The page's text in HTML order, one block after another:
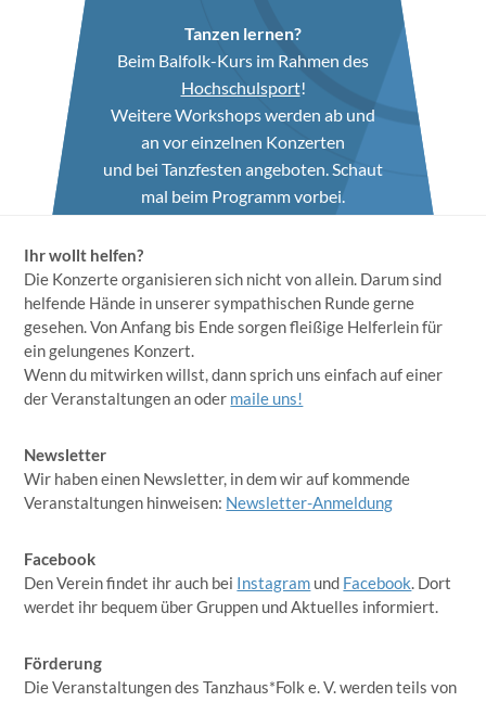
Tanzen lernen?
Beim Balfolk-Kurs im Rahmen des
Hochschulsport!
Weitere Workshops werden ab und
an vor einzelnen Konzerten
und bei Tanzfesten angeboten. Schaut
mal beim Programm vorbei.
Ihr wollt helfen?
Die Konzerte organisieren sich nicht von allein. Darum sind
helfende Hände in unserer sympathischen Runde gerne
gesehen. Von Anfang bis Ende sorgen fleißige Helferlein für
ein gelungenes Konzert.
Wenn du mitwirken willst, dann sprich uns einfach auf einer
der Veranstaltungen an oder maile uns!
Newsletter
Wir haben einen Newsletter, in dem wir auf kommende
Veranstaltungen hinweisen: Newsletter-Anmeldung
Facebook
Den Verein findet ihr auch bei Instagram und Facebook . Dort
werdet ihr bequem über Gruppen und Aktuelles informiert.
Förderung
Die Veranstaltungen des Tanzhaus*Folk e. V. werden teils von